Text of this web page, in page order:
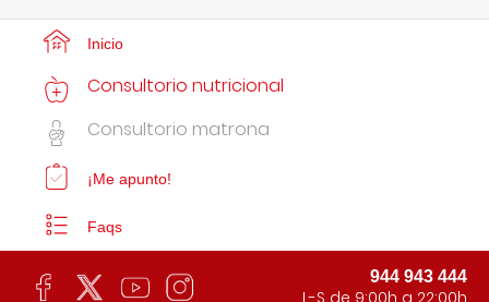
Inicio
Consultorio nutricional
Consultorio matrona
¡Me apunto!
Faqs
944 943 444
L-S de 9:00h a 22:00h